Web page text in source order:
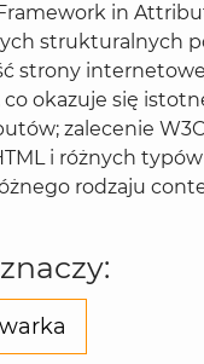
I APLIKACJI
LEADÓW
in
strukturalnych
strony
okazuje się
zalecenie
i różnych
rodzaju